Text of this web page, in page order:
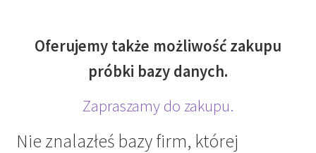
Oferujemy także możliwość zakupu
próbki bazy danych.
Zapraszamy do zakupu.
Nie znalazłeś bazy firm, której